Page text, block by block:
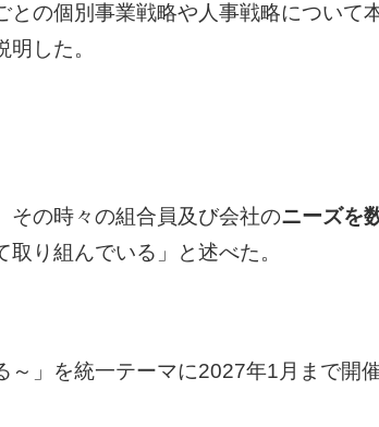
の個別事業戦略や人事戦略について
した。
その時々の組合員及び会社のニーズを
り組んでいる」と述べた。
」を統一テーマに2027年1月まで開催